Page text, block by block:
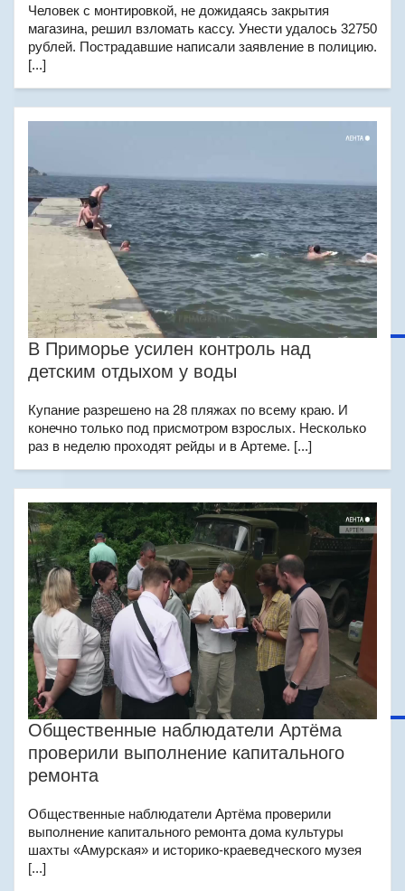
Человек с монтировкой, не дожидаясь закрытия
магазина, решил взломать кассу. Унести удалось 32750
рублей. Пострадавшие написали заявление в полицию.
[...]
В Приморье усилен контроль над
детским отдыхом у воды
Купание разрешено на 28 пляжах по всему краю. И
конечно только под присмотром взрослых. Несколько
раз в неделю проходят рейды и в Артеме. [...]
Общественные наблюдатели Артёма
проверили выполнение капитального
ремонта
Общественные наблюдатели Артёма проверили
выполнение капитального ремонта дома культуры
шахты «Амурская» и историко-краеведческого музея
[...]